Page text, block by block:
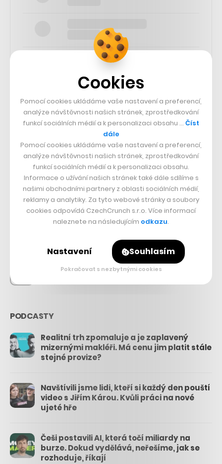
SLEDUJTE NÁS
73k
25k
56.4k
PODCASTY
Realitní trh zpomaluje a je zaplavený
mizernými makléři. Má cenu jim platit stále
stejné provize?
Navštívili jsme lidi, kteří si každý den pouští
video s Jiřím Károu. Kvůli práci na nové
ujeté hře
Češi postavili AI, která točí miliardy na
burze. Dokud vydělává, neřešíme, jak se
rozhoduje, říkají
Cookies
Pomocí cookies ukládáme vaše nastavení a preferencí,
analýze návštěvnosti našich stránek, zprostředkování
funkcí sociálních médií a k personalizaci obsahu … Číst
dále
Pomocí cookies ukládáme vaše nastavení a preferencí,
analýze návštěvnosti našich stránek, zprostředkování
funkcí sociálních médií a k personalizaci obsahu.
Informace o užívání našich stránek také dále sdílíme s
našimi obchodními partnery z oblasti sociálních médií,
reklamy a analytiky. Za tyto webové stránky a soubory
cookies odpovídá CzechCrunch s.r.o. Více informací
naleznete na následujícím odkazu.
Nastavení Souhlasím
Pokračovat s nezbytnými cookies